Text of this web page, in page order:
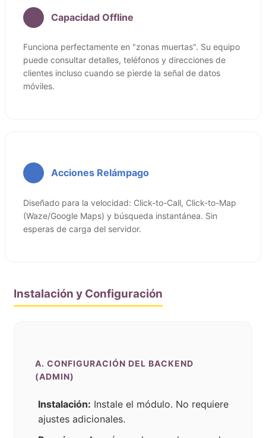
Capacidad Offline
Funciona perfectamente en "zonas muertas". Su equipo
puede consultar detalles, teléfonos y direcciones de
clientes incluso cuando se pierde la señal de datos
móviles.
Acciones Relámpago
Diseñado para la velocidad: Click-to-Call, Click-to-Map
(Waze/Google Maps) y búsqueda instantánea. Sin
esperas de carga del servidor.
Instalación y Configuración
A. CONFIGURACIÓN DEL BACKEND
(ADMIN)
Instalación: Instale el módulo. No requiere
ajustes adicionales.